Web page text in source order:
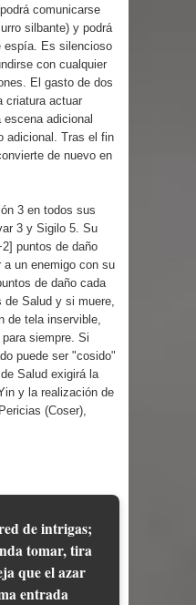
comunicarse
silbante) y podrá
espía. Es silencioso
con cualquier
El gasto de dos
criatura actuar
adicional
adicional. Tras el fin
de nuevo en
3 en todos sus
3 y Sigilo 5. Su
puntos de daño
a un enemigo con su
de daño cada
de Salud y si muere,
de tela inservible,
siempre. Si
puede ser "cosido"
Salud exigirá la
y la realización de
(Coser),
de intrigas;
tomar, tira
que el azar
entrada